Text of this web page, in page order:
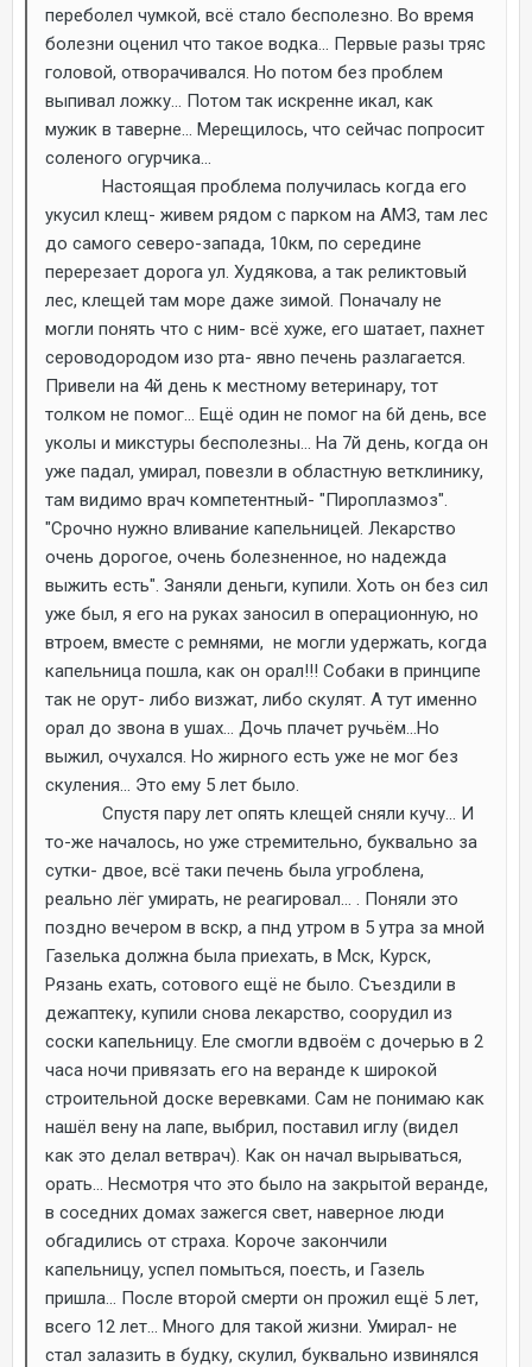
переболел чумкой, всё стало бесполезно. Во время
болезни оценил что такое водка... Первые разы тряс
головой, отворачивался. Но потом без проблем
выпивал ложку... Потом так искренне икал, как
мужик в таверне... Мерещилось, что сейчас попросит
соленого огурчика...
Настоящая проблема получилась когда его
укусил клещ- живем рядом с парком на АМЗ, там лес
до самого северо-запада, 10км, по середине
перерезает дорога ул. Худякова, а так реликтовый
лес, клещей там море даже зимой. Поначалу не
могли понять что с ним- всё хуже, его шатает, пахнет
сероводородом изо рта- явно печень разлагается.
Привели на 4й день к местному ветеринару, тот
толком не помог... Ещё один не помог на 6й день, все
уколы и микстуры бесполезны... На 7й день, когда он
уже падал, умирал, повезли в областную ветклинику,
там видимо врач компетентный- "Пироплазмоз".
"Срочно нужно вливание капельницей. Лекарство
очень дорогое, очень болезненное, но надежда
выжить есть". Заняли деньги, купили. Хоть он без сил
уже был, я его на руках заносил в операционную, но
втроем, вместе с ремнями, не могли удержать, когда
капельница пошла, как он орал!!! Собаки в принципе
так не орут- либо визжат, либо скулят. А тут именно
орал до звона в ушах... Дочь плачет ручьём...Но
выжил, очухался. Но жирного есть уже не мог без
скуления... Это ему 5 лет было.
Спустя пару лет опять клещей сняли кучу... И
то-же началось, но уже стремительно, буквально за
сутки- двое, всё таки печень была угроблена,
реально лёг умирать, не реагировал... . Поняли это
поздно вечером в вскр, а пнд утром в 5 утра за мной
Газелька должна была приехать, в Мск, Курск,
Рязань ехать, сотового ещё не было. Съездили в
дежаптеку, купили снова лекарство, соорудил из
соски капельницу. Еле смогли вдвоём с дочерью в 2
часа ночи привязать его на веранде к широкой
строительной доске веревками. Сам не понимаю как
нашёл вену на лапе, выбрил, поставил иглу (видел
как это делал ветврач). Как он начал вырываться,
орать... Несмотря что это было на закрытой веранде,
в соседних домах зажегся свет, наверное люди
обгадились от страха. Короче закончили
капельницу, успел помыться, поесть, и Газель
пришла... После второй смерти он прожил ещё 5 лет,
всего 12 лет... Много для такой жизни. Умирал- не
стал залазить в будку, скулил, буквально извинялся